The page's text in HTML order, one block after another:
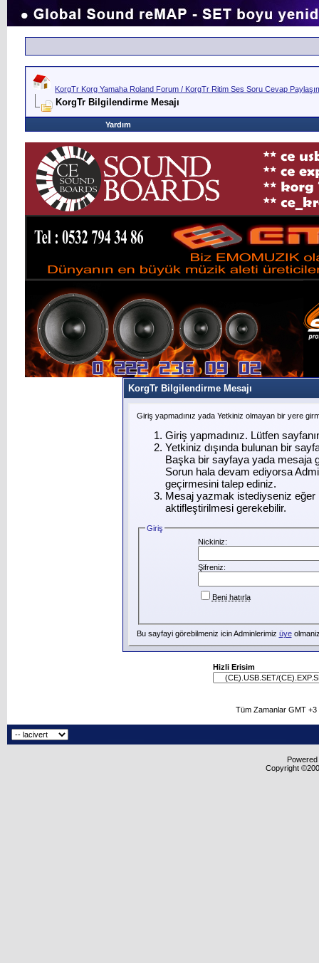
KorgTr Korg Yamaha Roland Forum / KorgTr Ritim Ses Soru Cevap
KorgTr Bilgilendirme Mesajı
Yardım
KorgTr Bilgilendirme Mesajı
Giriş yapmadınız yada Yetkiniz olmayan bir yere
Giriş yapmadınız. Lütfen
Yetkiniz dışında bulunan bir
Başka bir sayfaya yada mesaja
Sorun hala devam ediyorsa
geçirmesini talep ediniz.
Mesaj yazmak istediyseniz eğer
aktifleştirilmesi gerekebilir.
Giriş
Nickiniz:
Şifreniz:
Beni hatırla
Bu sayfayi görebilmeniz icin Adminlerimiz üye
Hizli Erisim
Tüm Zamanlar GMT
Copyright